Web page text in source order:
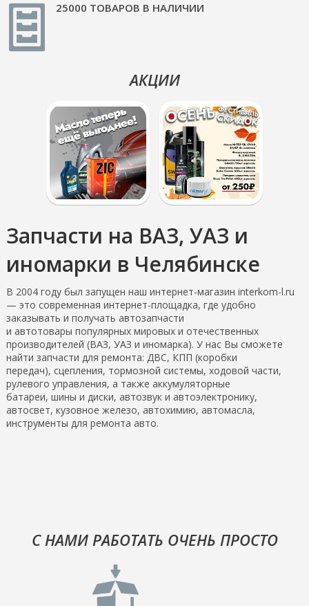
25000 ТОВАРОВ В НАЛИЧИИ
АКЦИИ
Запчасти на ВАЗ, УАЗ и
иномарки в Челябинске
В 2004 году был запущен наш интернет-магазин interkom-l.ru
— это современная интернет-площадка, где удобно
заказывать и получать автозапчасти
и автотовары популярных мировых и отечественных
производителей (ВАЗ, УАЗ и иномарка). У нас Вы сможете
найти запчасти для ремонта: ДВС, КПП (коробки
передач), сцепления, тормозной системы, ходовой части,
рулевого управления, а также аккумуляторные
батареи, шины и диски, автозвук и автоэлектронику,
автосвет, кузовное железо, автохимию, автомасла,
инструменты для ремонта авто.
С НАМИ РАБОТАТЬ ОЧЕНЬ ПРОСТО